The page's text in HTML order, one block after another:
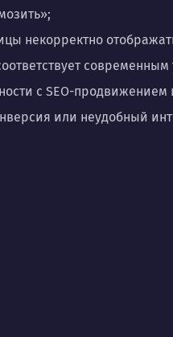
некорректно
с SEO-продвижением
или неудобный